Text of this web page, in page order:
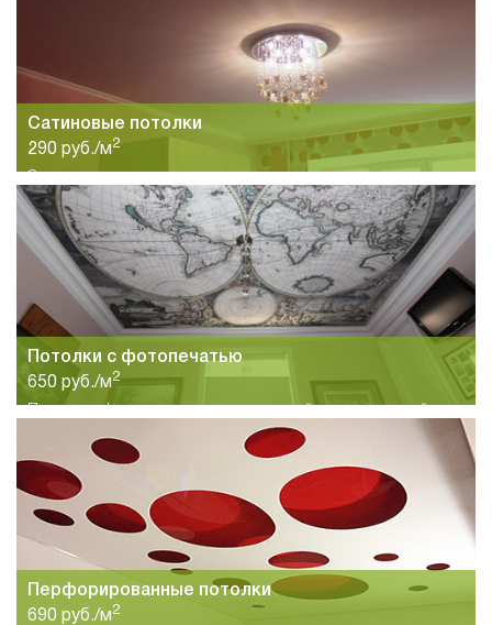
Сатиновые потолки
290 руб./м 2
подчеркнут интерьер любого помещения. Красота и
качество потолков по привлекательной цене.
Потолки с фотопечатью
650 руб./м 2
комнаты. Большой выбор вариантов изображений на
Перфорированные потолки
690 руб./м 2